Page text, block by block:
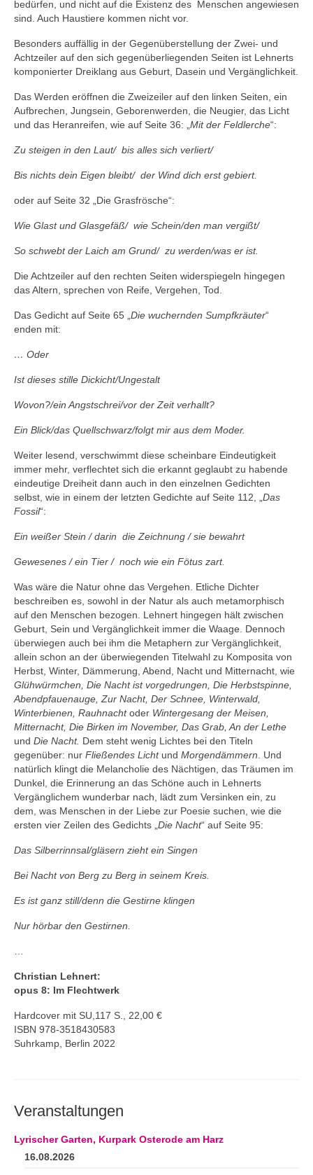
bedürfen, und nicht auf die Existenz des Menschen angewiesen
sind. Auch Haustiere kommen nicht vor.
Besonders auffällig in der Gegenüberstellung der Zwei- und
Achtzeiler auf den sich gegenüberliegenden Seiten ist Lehnerts
komponierter Dreiklang aus Geburt, Dasein und Vergänglichkeit.
Das Werden eröffnen die Zweizeiler auf den linken Seiten, ein
Aufbrechen, Jungsein, Geborenwerden, die Neugier, das Licht
und das Heranreifen, wie auf Seite 36: „ Mit der Feldlerche“:
Zu steigen in den Laut/ bis alles sich verliert/
Bis nichts dein Eigen bleibt/ der Wind dich erst gebiert.
oder auf Seite 32 „Die Grasfrösche“:
Wie Glast und Glasgefäß/ wie Schein/den man vergißt/
So schwebt der Laich am Grund/ zu werden/was er ist.
Die Achtzeiler auf den rechten Seiten widerspiegeln hingegen
das Altern, sprechen von Reife, Vergehen, Tod.
Das Gedicht auf Seite 65 „ Die wuchernden Sumpfkräuter“
enden mit:
… Oder
Ist dieses stille Dickicht/Ungestalt
Wovon?/ein Angstschrei/vor der Zeit verhallt?
Ein Blick/das Quellschwarz/folgt mir aus dem Moder.
Weiter lesend, verschwimmt diese scheinbare Eindeutigkeit
immer mehr, verflechtet sich die erkannt geglaubt zu habende
eindeutige Dreiheit dann auch in den einzelnen Gedichten
selbst, wie in einem der letzten Gedichte auf Seite 112, „ Das
Fossil“:
Ein weißer Stein / darin die Zeichnung / sie bewahrt
Gewesenes / ein Tier / noch wie ein Fötus zart.
Was wäre die Natur ohne das Vergehen. Etliche Dichter
beschreiben es, sowohl in der Natur als auch metamorphisch
auf den Menschen bezogen. Lehnert hingegen hält zwischen
Geburt, Sein und Vergänglichkeit immer die Waage. Dennoch
überwiegen auch bei ihm die Metaphern zur Vergänglichkeit,
allein schon an der überwiegenden Titelwahl zu Komposita von
Herbst, Winter, Dämmerung, Abend, Nacht und Mitternacht, wie
Glühwürmchen, Die Nacht ist vorgedrungen, Die Herbstspinne,
Abendpfauenauge, Zur Nacht, Der Schnee, Winterwald,
Winterbienen, Rauhnachtoder Wintergesang der Meisen,
Mitternacht, Die Birken im November, Das Grab, An der Lethe
und Die Nacht. Dem steht wenig Lichtes bei den Titeln
gegenüber: nur Fließendes Lichtund Morgendämmern . Und
natürlich klingt die Melancholie des Nächtigen, das Träumen im
Dunkel, die Erinnerung an das Schöne auch in Lehnerts
Vergänglichem wunderbar nach, lädt zum Versinken ein, zu
dem, was Menschen in der Liebe zur Poesie suchen, wie die
ersten vier Zeilen des Gedichts „ Die Nacht“ auf Seite 95:
Das Silberrinnsal/gläsern zieht ein Singen
Bei Nacht von Berg zu Berg in seinem Kreis.
Es ist ganz still/denn die Gestirne klingen
Nur hörbar den Gestirnen.
Christian Lehnert:
opus 8: Im Flechtwerk
Hardcover mit SU,117 S., 22,00 €
ISBN 978-3518430583
Suhrkamp, Berlin 2022
Veranstaltungen
Lyrischer Garten, Kurpark Osterode am Harz
16.08.2026